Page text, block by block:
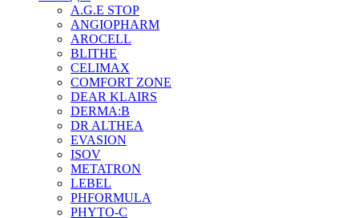
A.G.E STOP
ANGIOPHARM
AROCELL
BLITHE
CELIMAX
COMFORT ZONE
DEAR KLAIRS
DERMA:B
DR ALTHEA
EVASION
ISOV
METATRON
LEBEL
PHFORMULA
PHYTO-C